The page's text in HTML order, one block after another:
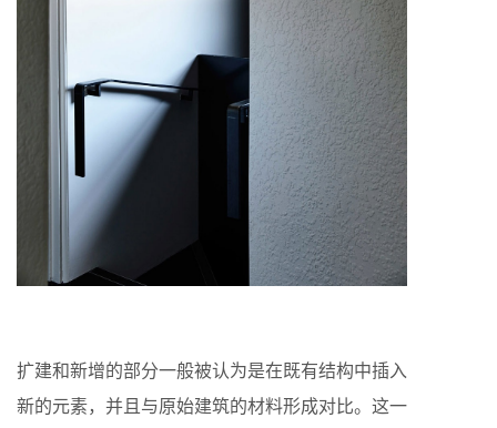
扩建和新增的部分一般被认为是在既有结构中插入
新的元素，并且与原始建筑的材料形成对比。这一